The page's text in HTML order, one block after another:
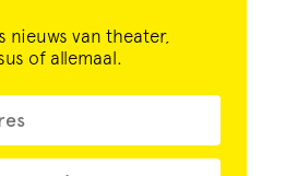
nieuws van theater,
of allemaal.